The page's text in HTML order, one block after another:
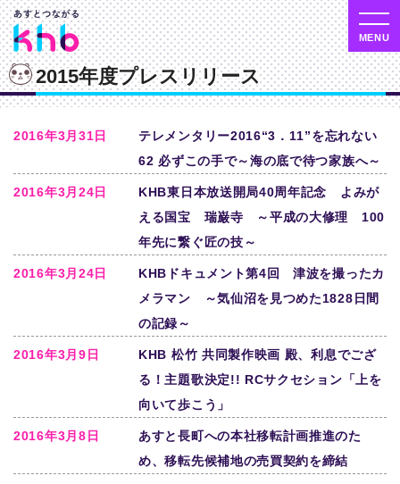
2015年度プレスリリース
2016年3月31日
テレメンタリー2016“3．11”を忘れない
62 必ずこの手で～海の底で待つ家族へ～
2016年3月24日
KHB東日本放送開局40周年記念 よみが
える国宝 瑞巌寺 ～平成の大修理 100
年先に繋ぐ匠の技～
2016年3月24日
KHBドキュメント第4回 津波を撮ったカ
メラマン ～気仙沼を見つめた1828日間
の記録～
2016年3月9日
KHB 松竹 共同製作映画 殿、利息でござ
る！主題歌決定!! RCサクセション「上を
向いて歩こう」
2016年3月8日
あすと長町への本社移転計画推進のた
め、移転先候補地の売買契約を締結